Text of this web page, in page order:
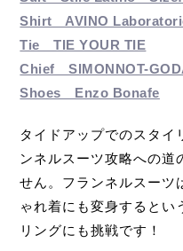
Shirt AVINO
Tie TIE YOUR TIE
Chief SIMONNOT-
Shoes Enzo Bonafe
タイドアップでのスタイ
ンネルスーツ攻略への道
せん。フランネルスーツ
ゃれ着にも変身するとい
リングにも挑戦です！